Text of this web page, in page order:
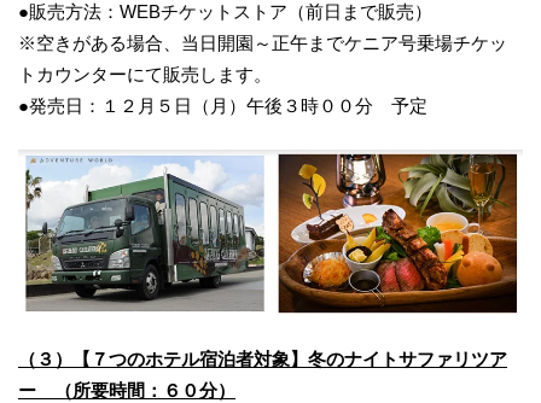
●販売方法：WEBチケットストア（前日まで販売）
※空きがある場合、当日開園～正午までケニア号乗場チケッ
トカウンターにて販売します。
●発売日：１２月５日（月）午後３時００分 予定
（３）【７つのホテル宿泊者対象】冬のナイトサファリツア
ー （所要時間：６０分）